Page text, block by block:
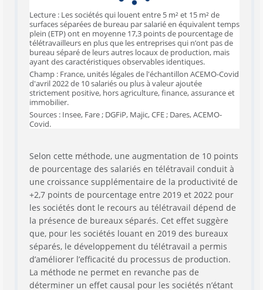
Lecture : Les sociétés qui louent entre 5 m² et 15 m² de
surfaces séparées de bureau par salarié en équivalent temps
plein (ETP) ont en moyenne 17,3 points de pourcentage de
télétravailleurs en plus que les entreprises qui n’ont pas de
bureau séparé de leurs autres locaux de production, mais
ayant des caractéristiques observables identiques.
Champ : France, unités légales de l'échantillon ACEMO-Covid
d'avril 2022 de 10 salariés ou plus à valeur ajoutée
strictement positive, hors agriculture, finance, assurance et
immobilier.
Sources : Insee, Fare ; DGFiP, Majic, CFE ; Dares, ACEMO-
Covid.
Selon cette méthode, une augmentation de 10 points
de pourcentage des salariés en télétravail conduit à
une croissance supplémentaire de la productivité de
+2,7 points de pourcentage entre 2019 et 2022 pour
les sociétés dont le recours au télétravail dépend de
la présence de bureaux séparés. Cet effet suggère
que, pour les sociétés louant en 2019 des bureaux
séparés, le développement du télétravail a permis
d’améliorer l’efficacité du processus de production.
La méthode ne permet en revanche pas de
déterminer un effet causal pour les sociétés n’étant